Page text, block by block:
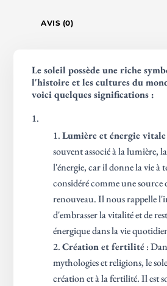
AVIS (0)
Le soleil possède une riche
l'histoire et les cultures du
voici quelques significations :
Lumière et énergie vitale
souvent associé à la lumière,
l'énergie, car il donne la vie à
considéré comme une source
renouveau. Il nous rappelle
d'embrasser la vitalité et de
énergique dans la vie
Création et fertilité:
mythologies et religions, le
création et à la fertilité. Il est